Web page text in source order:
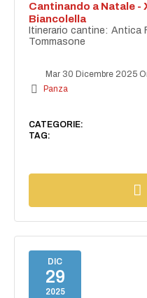
Cantinando a Natale -
Biancolella
Itinerario cantine: Antica
Tommasone
Mar 30 Dicembre 2025
Panza
CATEGORIE:
TAG:
DIC
29
2025